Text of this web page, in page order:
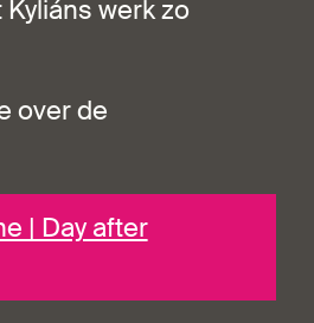
werk zo
over de
| Day after